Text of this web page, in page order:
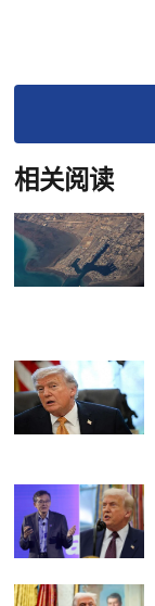
相关阅读